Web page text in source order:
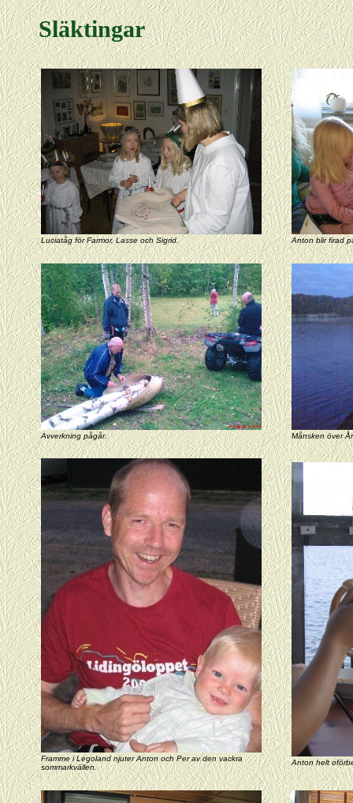
Släktingar
Luciatåg för Farmor, Lasse och Sigrid. Anton blir firad
Avverkning pågår. Månsken över
Framme i Legoland njuter Anton och Per av den vackra
sommarkvällen.
Anton helt